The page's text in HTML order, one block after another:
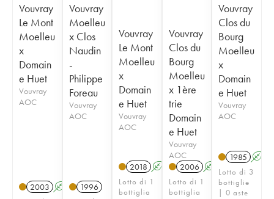
Vouvray
Le Mont
Moelleu
x
Domain
e Huet
Vouvray
AOC
2003 A S
Vouvray
Moelleu
x Clos
Naudin
-
Philippe
Foreau
Vouvray
AOC
1996
Vouvray
Le Mont
Moelleu
x
Domain
e Huet
Vouvray
AOC
2018 A S
Lotto di 1
bottiglia
Vouvray
Clos du
Bourg
Moelleu
x 1ère
trie
Domain
e Huet
Vouvray
AOC
2006 A S
Lotto di 1
bottiglia
Vouvray
Clos du
Bourg
Moelleu
x
Domain
e Huet
Vouvray
AOC
1985 A
Lotto di 3
bottiglie
| 0 aste